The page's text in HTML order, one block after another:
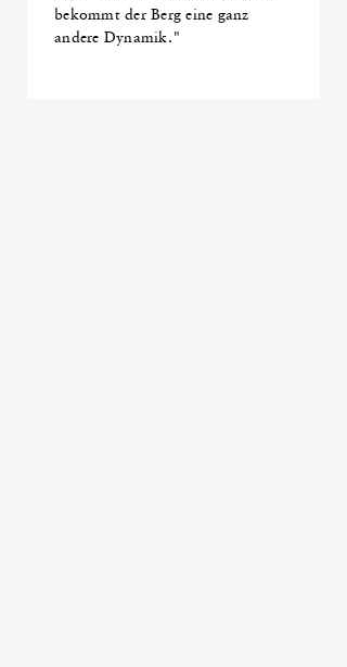
bekommt der Berg eine ganz
andere Dynamik."